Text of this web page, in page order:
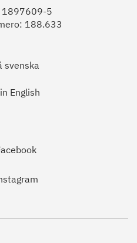
1897609-5
188.633
svenska
English